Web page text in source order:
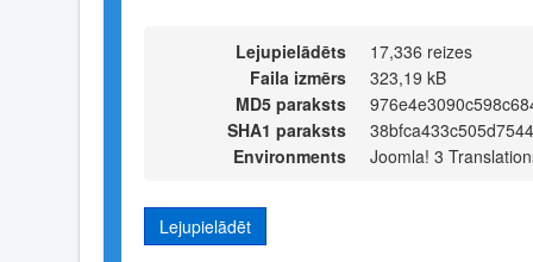
Lejupielādēts
17,336 reizes
Faila izmērs
323,19 kB
MD5 paraksts
SHA1 paraksts
Environments
Joomla! 3
Lejupielādēt